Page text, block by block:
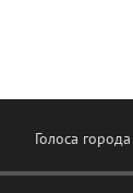
Голоса города